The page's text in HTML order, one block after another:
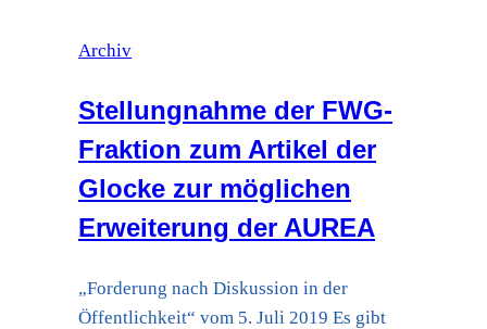
Archiv
Stellungnahme der FWG-
Fraktion zum Artikel der
Glocke zur möglichen
Erweiterung der AUREA
„Forderung nach Diskussion in der
Öffentlichkeit“ vom 5. Juli 2019 Es gibt